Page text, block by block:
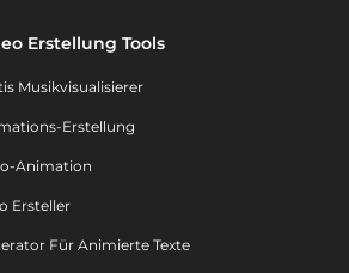
Erstellung Tools
Musikvisualisierer
Erstellung
Animation
Ersteller
Für Animierte Texte